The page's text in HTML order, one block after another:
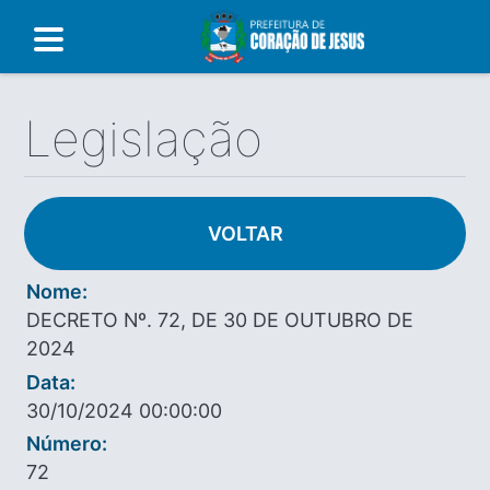
Legislação
VOLTAR
Nome:
DECRETO Nº. 72, DE 30 DE OUTUBRO DE
2024
Data:
30/10/2024 00:00:00
Número:
72